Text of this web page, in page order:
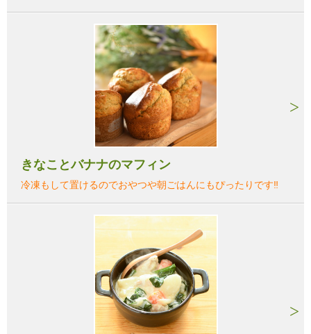
きなことバナナのマフィン
冷凍もして置けるのでおやつや朝ごはんにもぴったりです‼︎